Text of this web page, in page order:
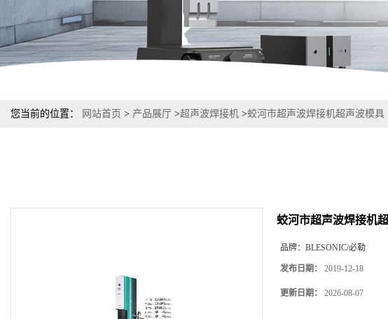
您当前的位置： 网站首页 > 产品展厅 >超声波焊接机 >蛟河市超声波焊接机超声波模具
蛟河市超声波焊接机
品牌： BLESONIC/必勒
发布日期： 2019-12-18
更新日期： 2026-08-07